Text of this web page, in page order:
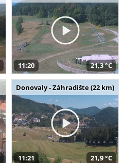
11:20 21,3 °C
Donovaly - Záhradište (22 km)
11:21 21,9 °C